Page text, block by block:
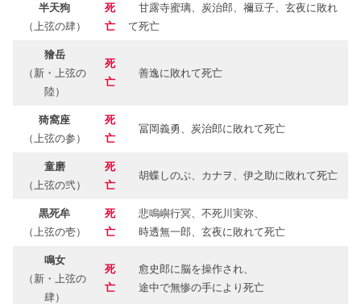
半天狗
（上弦の肆）
死
亡
甘露寺蜜璃、炭治郎、禰豆子、玄夜に敗れ
て死亡
獪岳
（新・上弦の
陸）
死
亡
善逸に敗れて死亡
猗窩座
（上弦の参）
死
亡
冨岡義勇、炭治郎に敗れて死亡
童磨
（上弦の弐）
死
亡
胡蝶しのぶ、カナヲ、伊之助に敗れて死亡
黒死牟
（上弦の壱）
死
亡
悲鳴嶼行冥、不死川実弥、
時透無一郎、玄夜に敗れて死亡
鳴女
（新・上弦の
肆）
死
亡
愈史郎に脳を操作され、
途中で無惨の手により死亡